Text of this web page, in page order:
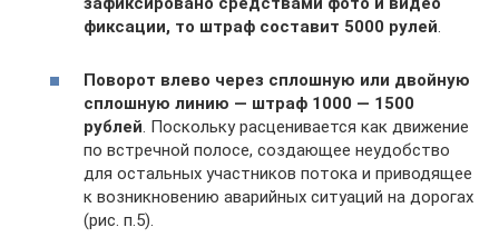
фиксации, то штраф составит 5000 рулей.
Поворот влево через сплошную или двойную
сплошную линию — штраф 1000 — 1500
рублей. Поскольку расценивается как движение
по встречной полосе, создающее неудобство
для остальных участников потока и приводящее
к возникновению аварийных ситуаций на дорогах
(рис. п.5).